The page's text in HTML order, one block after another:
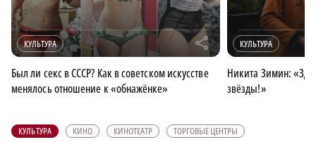
КУЛЬТУРА r
Был ли секс в СССР? Как в советском искусстве
менялось отношение к «обнажёнке»
КУЛЬТУРА
Никита Зимин:
звёзды!»
КУЛЬТУРА КИНО КИНОТЕАТР ТОРГОВЫЕ ЦЕНТРЫ